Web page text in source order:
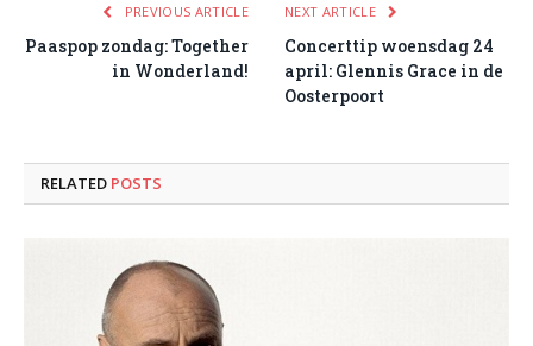
PREVIOUS ARTICLE
Paaspop zondag: Together
in Wonderland!
NEXT ARTICLE
Concerttip woensdag 24
april: Glennis Grace in de
Oosterpoort
RELATED POSTS